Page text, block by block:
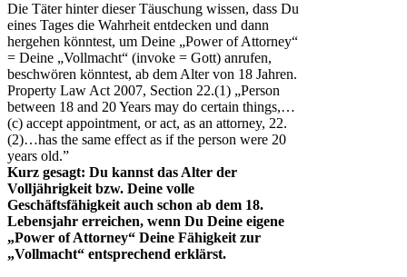
Die Täter hinter dieser Täuschung wissen, dass Du
eines Tages die Wahrheit entdecken und dann
hergehen könntest, um Deine „Power of Attorney“
= Deine „Vollmacht“ (invoke = Gott) anrufen,
beschwören könntest, ab dem Alter von 18 Jahren.
Property Law Act 2007, Section 22.(1) „Person
between 18 and 20 Years may do certain things,…
(c) accept appointment, or act, as an attorney, 22.
(2)…has the same effect as if the person were 20
years old.”
Kurz gesagt: Du kannst das Alter der
Volljährigkeit bzw. Deine volle
Geschäftsfähigkeit auch schon ab dem 18.
Lebensjahr erreichen, wenn Du Deine eigene
„Power of Attorney“ Deine Fähigkeit zur
„Vollmacht“ entsprechend erklärst.